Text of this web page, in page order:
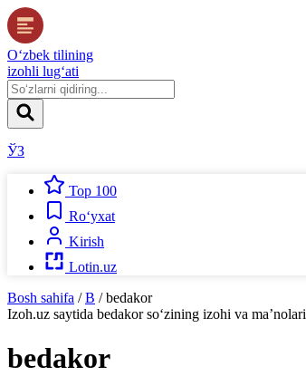
O‘zbek tilining
izohli lug‘ati
ЎЗ
Top 100
Ro‘yxat
Kirish
Lotin.uz
Bosh sahifa / B / bedakor
Izoh.uz saytida bedakorso‘zining izohi va ma’nolari
bedakor